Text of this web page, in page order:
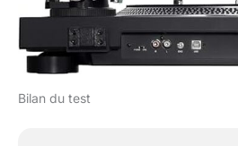
Bilan du test